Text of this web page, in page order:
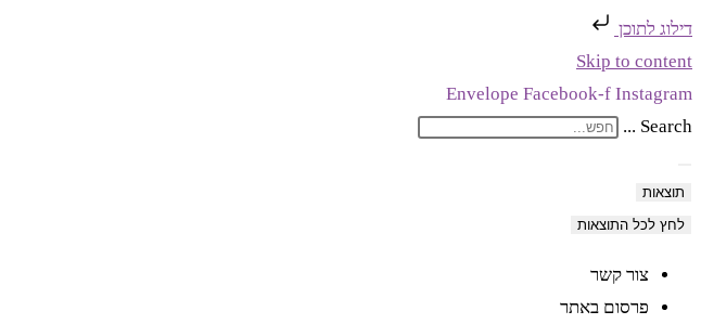
דילוג לתוכן
Skip to content
Envelope Facebook-f Instagram
Search ...
תוצאות
לחץ לכל התוצאות
צור קשר
פרסום באתר